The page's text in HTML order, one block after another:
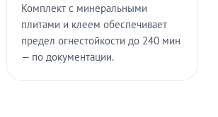
Комплект с минеральными
плитами и клеем обеспечивает
предел огнестойкости до 240 мин
— по документации.